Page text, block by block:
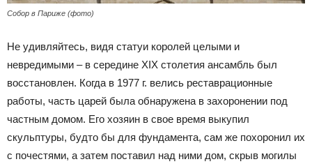
Собор в Париже (фото)
Не удивляйтесь, видя статуи королей целыми и
невредимыми – в середине XIX столетия ансамбль был
восстановлен. Когда в 1977 г. велись реставрационные
работы, часть царей была обнаружена в захоронении под
частным домом. Его хозяин в свое время выкупил
скульптуры, будто бы для фундамента, сам же похоронил их
с почестями, а затем поставил над ними дом, скрыв могилы